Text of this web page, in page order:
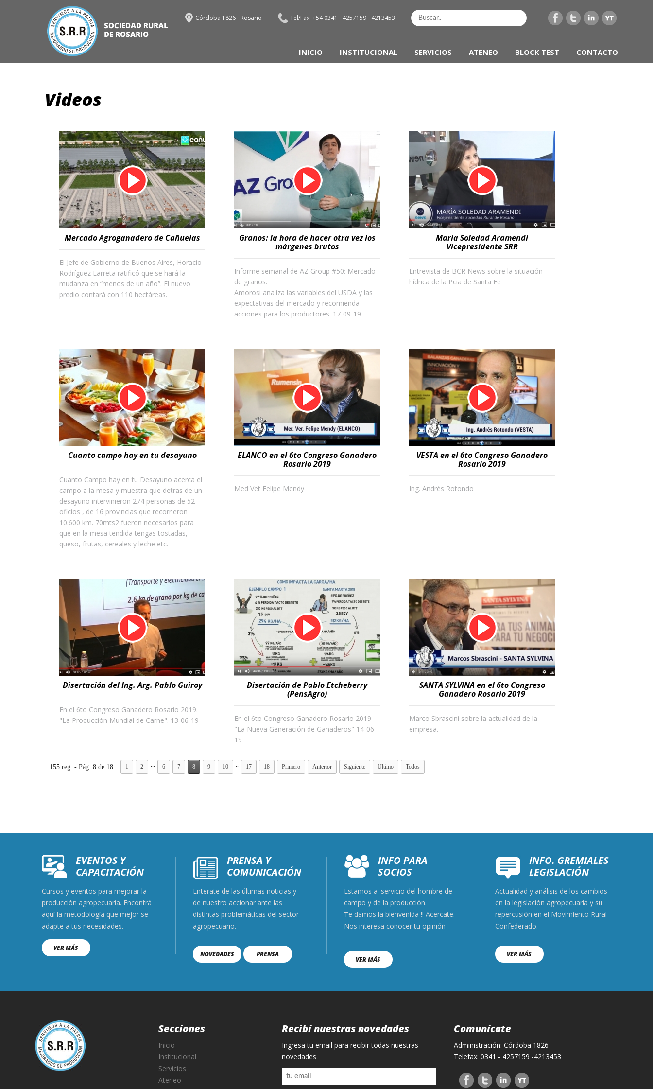
Córdoba 1826 - Rosario Tel/Fax: +54 0341 - 4257159 - 4213453
INICIO INSTITUCIONAL SERVICIOS ATENEO BLOCK TEST CONTACTO
Videos
Mercado Agroganadero de Cañuelas
El Jefe de Gobierno de Buenos Aires, Horacio
Rodríguez Larreta ratificó que se hará la
mudanza en “menos de un año”. El nuevo
predio contará con 110 hectáreas.
Granos: la hora de hacer otra vez los
márgenes brutos
Informe semanal de AZ Group #50: Mercado
de granos.
Amorosi analiza las variables del USDA y las
expectativas del mercado y recomienda
acciones para los productores. 17-09-19
Maria Soledad Aramendi
Vicepresidente SRR
Entrevista de BCR News sobre la situación
hídrica de la Pcia de Santa Fe
Cuanto campo hay en tu desayuno
Cuanto Campo hay en tu Desayuno acerca el
campo a la mesa y muestra que detras de un
desayuno intervinieron 274 personas de 52
oficios , de 16 provincias que recorrieron
10.600 km. 70mts2 fueron necesarios para
que en la mesa tendida tengas tostadas,
queso, frutas, cereales y leche etc.
ELANCO en el 6to Congreso Ganadero
Rosario 2019
Med Vet Felipe Mendy
VESTA en el 6to Congreso Ganadero
Rosario 2019
Ing. Andrés Rotondo
Disertación del Ing. Arg. Pablo Guiroy
En el 6to Congreso Ganadero Rosario 2019.
"La Producción Mundial de Carne". 13-06-19
Disertación de Pablo Etcheberry
(PensAgro)
En el 6to Congreso Ganadero Rosario 2019
"La Nueva Generación de Ganaderos" 14-06-
19
SANTA SYLVINA en el 6to Congreso
Ganadero Rosario 2019
Marco Sbrascini sobre la actualidad de la
empresa.
155 reg. - Pág. 8 de 18 1 2 ... 6 7 8 9 10 .. 17 18 Primero Anterior Siguiente Ultimo Todos
EVENTOS Y
CAPACITACIÓN
Cursos y eventos para mejorar la
producción agropecuaria. Encontrá
aquí la metodología que mejor se
adapte a tus necesidades.
VER MÁS
PRENSA Y
COMUNICACIÓN
Enterate de las últimas noticias y
de nuestro accionar ante las
distintas problemáticas del sector
agropecuario.
NOVEDADES PRENSA
INFO PARA
SOCIOS
Estamos al servicio del hombre de
campo y de la producción.
Te damos la bienvenida !! Acercate.
Nos interesa conocer tu opinión
VER MÁS
INFO. GREMIALES
LEGISLACIÓN
Actualidad y análisis de los cambios
en la legislación agropecuaria y su
repercusión en el Movimiento Rural
Confederado.
VER MÁS
Secciones
Inicio
Institucional
Servicios
Ateneo
Recibí nuestras novedades
Ingresa tu email para recibir todas nuestras
novedades
Comunícate
Administración: Córdoba 1826
Telefax: 0341 - 4257159 -4213453